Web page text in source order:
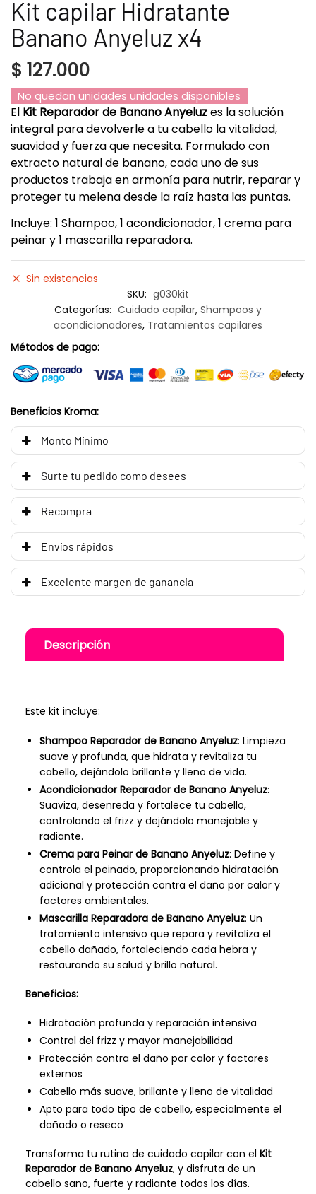
Kit capilar Hidratante
Banano Anyeluz x4
$ 127.000
No quedan unidades unidades disponibles
El Kit Reparador de Banano Anyeluzes la solución
integral para devolverle a tu cabello la vitalidad,
suavidad y fuerza que necesita. Formulado con
extracto natural de banano, cada uno de sus
productos trabaja en armonía para nutrir, reparar y
proteger tu melena desde la raíz hasta las puntas.
Incluye: 1 Shampoo, 1 acondicionador, 1 crema para
peinar y 1 mascarilla reparadora.
Sin existencias
SKU: g030kit
Categorías: Cuidado capilar, Shampoos y
acondicionadores, Tratamientos capilares
Métodos de pago:
Beneficios Kroma:
Monto Mínimo
Surte tu pedido como desees
Recompra
Envíos rápidos
Excelente margen de ganancia
Descripción
Este kit incluye:
Shampoo Reparador de Banano Anyeluz: Limpieza
suave y profunda, que hidrata y revitaliza tu
cabello, dejándolo brillante y lleno de vida.
Acondicionador Reparador de Banano Anyeluz:
Suaviza, desenreda y fortalece tu cabello,
controlando el frizz y dejándolo manejable y
radiante.
Crema para Peinar de Banano Anyeluz: Define y
controla el peinado, proporcionando hidratación
adicional y protección contra el daño por calor y
factores ambientales.
Mascarilla Reparadora de Banano Anyeluz: Un
tratamiento intensivo que repara y revitaliza el
cabello dañado, fortaleciendo cada hebra y
restaurando su salud y brillo natural.
Beneficios:
Hidratación profunda y reparación intensiva
Control del frizz y mayor manejabilidad
Protección contra el daño por calor y factores
externos
Cabello más suave, brillante y lleno de vitalidad
Apto para todo tipo de cabello, especialmente el
dañado o reseco
Transforma tu rutina de cuidado capilar con el Kit
Reparador de Banano Anyeluz, y disfruta de un
cabello sano, fuerte y radiante todos los días.